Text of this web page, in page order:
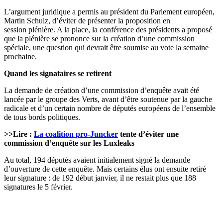
L’argument juridique a permis au président du Parlement européen,
Martin Schulz, d’éviter de présenter la proposition en
session plénière. A la place, la conférence des présidents a proposé
que la plénière se prononce sur la création d’une commission
spéciale, une question qui devrait être soumise au vote la semaine
prochaine.
Quand les signataires se retirent
La demande de création d’une commission d’enquête avait été
lancée par le groupe des Verts, avant d’être soutenue par la gauche
radicale et d’un certain nombre de députés européens de l’ensemble
de tous bords politiques.
>>Lire : La coalition pro-Juncker tente d’éviter une
commission d’enquête sur les Luxleaks
Au total, 194 députés avaient initialement signé la demande
d’ouverture de cette enquête. Mais certains élus ont ensuite retiré
leur signature : de 192 début janvier, il ne restait plus que 188
signatures le 5 février.